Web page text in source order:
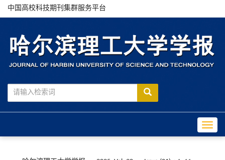
中国高校科技期刊集群服务平台